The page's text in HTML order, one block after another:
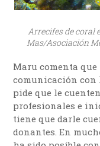
Arrecifes de coral
Mas/Asociación
Maru comenta
comunicación con
pide que le
profesionales e
tiene que darle
donantes. En